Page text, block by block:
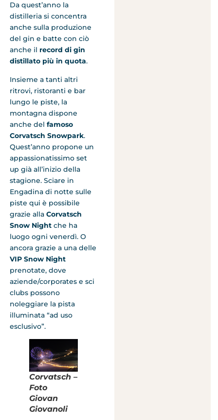
Da quest’anno la
distilleria si concentra
anche sulla produzione
del gin e batte con ciò
anche il record di gin
distillato più in quota.
Insieme a tanti altri
ritrovi, ristoranti e bar
lungo le piste, la
montagna dispone
anche del famoso
Corvatsch Snowpark.
Quest’anno propone un
appassionatissimo set
up già all’inizio della
stagione. Sciare in
Engadina di notte sulle
piste qui è possibile
grazie alla Corvatsch
Snow Night che ha
luogo ogni venerdì. O
ancora grazie a una delle
VIP Snow Night
prenotate, dove
aziende/corporates e sci
clubs possono
noleggiare la pista
illuminata “ad uso
esclusivo”.
Corvatsch –
Foto
Giovan
Giovanoli